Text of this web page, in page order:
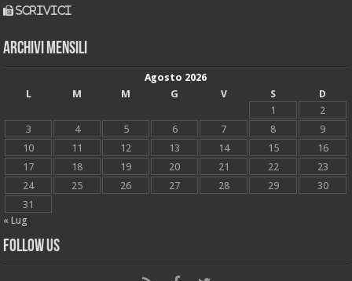
scrivici
Archivi mensili
Agosto 2026
L
M M G V S
D
1
2
3
4 5 6 7 8
9
10
11 12 13 14 15
16
17
18 19 20 21 22
23
24
25 26 27 28 29
30
31
« Lug
Follow Us